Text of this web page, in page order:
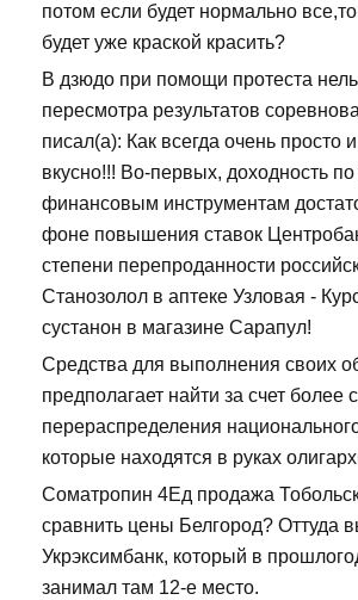
потом если будет нормально
будет уже краской красить?
В дзюдо при помощи протеста
пересмотра результатов
писал(а): Как всегда очень просто
вкусно!!! Во-первых, доходность
финансовым инструментам
фоне повышения ставок
степени перепроданности
Станозолол в аптеке Узловая -
сустанон в магазине Сарапул!
Средства для выполнения своих
предполагает найти за счет более
перераспределения
которые находятся в руках
Cоматропин 4Ед продажа
сравнить цены Белгород? Оттуда
Укрэксимбанк, который в
занимал там 12-е место.